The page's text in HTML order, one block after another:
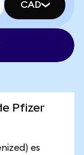
CAD
Pfizer
es